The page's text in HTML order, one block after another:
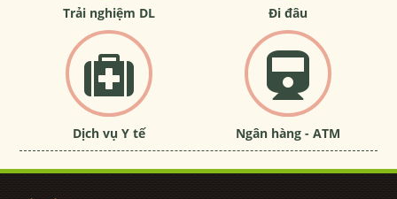
Trải nghiệm DL Đi đâu
Dịch vụ Y tế Ngân hàng - ATM